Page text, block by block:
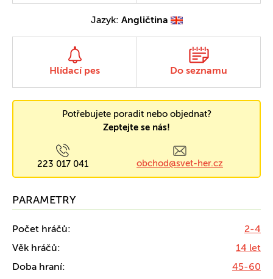
Jazyk: Angličtina
Hlídací pes Do seznamu
Potřebujete poradit nebo objednat?
Zeptejte se nás!
223 017 041 obchod@svet-her.cz
PARAMETRY
Počet hráčů:
2-4
Věk hráčů:
14 let
Doba hraní:
45-60